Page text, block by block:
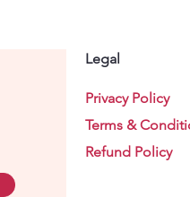
Legal
Privacy Policy
Terms &
Refund Policy